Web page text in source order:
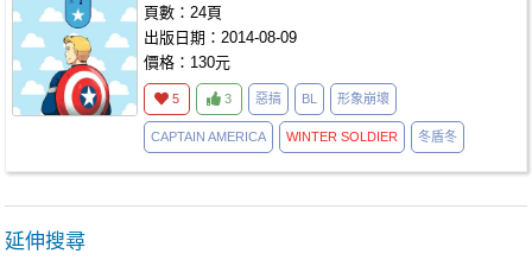
頁數：24頁
出版日期：2014-08-09
價格：130元
5 3 惡搞 BL 形象崩壞
CAPTAIN AMERICA WINTER SOLDIER 冬盾冬
延伸搜尋